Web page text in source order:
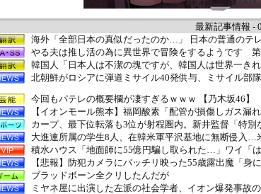
最新記事情報 -
海外「全部日本の真似だったのか…」 日本の普通のテ
やる夫は推し活の為に異世界で冒険をするようです
韓国人「日本人は不潔の塊ですが、韓国人は世界一きれ
北朝鮮がロシアに弾道ミサイル40発供与、ミサイル部
今回もパテレの概要欄が凄すぎるｗｗｗ 【乃木坂46】
【イオンモール熊本】福岡酸素「配管が損傷しガス漏
カープ、最下位転落も3位が射程圏内。新井監督「特別
大進連所属の学生8人、在韓米軍平沢基地に無断侵入…
積水ハウス「地面師に55億円騙し取られた…」ワイ「
【悲報】防犯カメラにバッチリ映った55歳露出魔「身
ブラッドボーン全クリしたんだが
ミヤネ屋に出演した左派の社会学者、イオン爆発事故